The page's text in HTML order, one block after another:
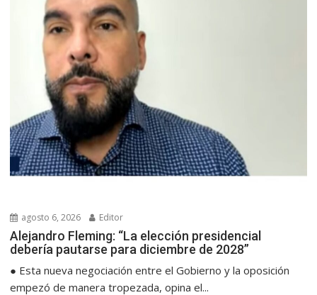
agosto 6, 2026 Editor
Alejandro Fleming: “La elección presidencial
debería pautarse para diciembre de 2028”
● Esta nueva negociación entre el Gobierno y la oposición
empezó de manera tropezada, opina el...